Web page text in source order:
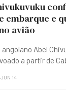
embarque e
avião
angolano Abel
a partir de
JUN 14